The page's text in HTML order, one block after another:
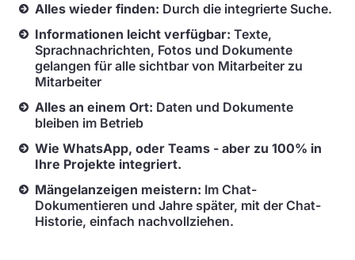
Alles wieder finden: Durch die integrierte Suche.
Informationen leicht verfügbar: Texte,
Sprachnachrichten, Fotos und Dokumente
gelangen für alle sichtbar von Mitarbeiter zu
Mitarbeiter
Alles an einem Ort: Daten und Dokumente
bleiben im Betrieb
Wie WhatsApp, oder Teams - aber zu 100% in
Ihre Projekte integriert.
Mängelanzeigen meistern: Im Chat-
Dokumentieren und Jahre später, mit der Chat-
Historie, einfach nachvollziehen.